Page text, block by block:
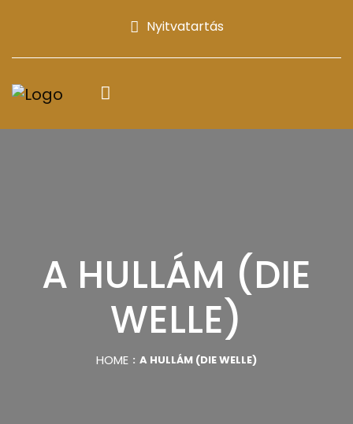
Nyitvatartás
A HULLÁM (DIE
WELLE)
HOME A HULLÁM (DIE WELLE)